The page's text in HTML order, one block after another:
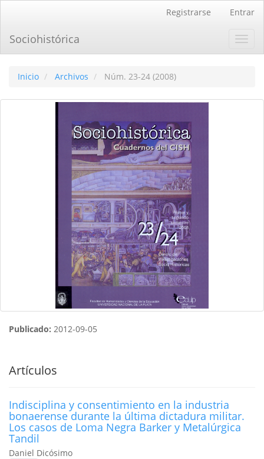
principal
Barra
Registrarse Entrar
Sociohistórica
Inicio Archivos Núm. 23-24 (2008)
Publicado: 2012-09-05
Artículos
Indisciplina y consentimiento en la industria
bonaerense durante la última dictadura militar.
Los casos de Loma Negra Barker y Metalúrgica
Tandil
Daniel Dicósimo